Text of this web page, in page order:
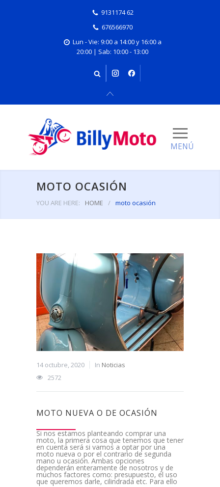
9131174 62
676566970
Lun - Vie: 9:00 a 14:00 y 16:00 a
20:00 | Sab: 10:00 - 13:00
MOTO OCASIÓN
YOU ARE HERE: HOME / moto ocasión
14 octubre, 2020 In Noticias
2572
MOTO NUEVA O DE OCASIÓN
Si nos estamos planteando comprar una
moto, la primera cosa que tenemos que tener
en cuenta será si vamos a optar por una
moto nueva o por el contrario de segunda
mano u ocasión. Ambas opciones
dependerán enteramente de nosotros y de
muchos factores como: presupuesto, el uso
que queremos darle, cilindrada etc. Para ello